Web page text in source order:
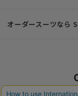
オーダースーツなら